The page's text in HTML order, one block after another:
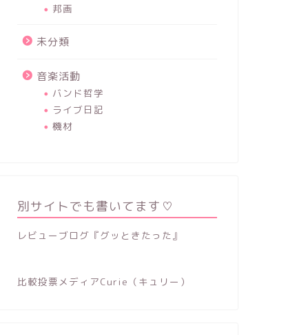
邦画
未分類
音楽活動
バンド哲学
ライブ日記
機材
別サイトでも書いてます♡
レビューブログ『グッときたった』
比較投票メディアCurie（キュリー）